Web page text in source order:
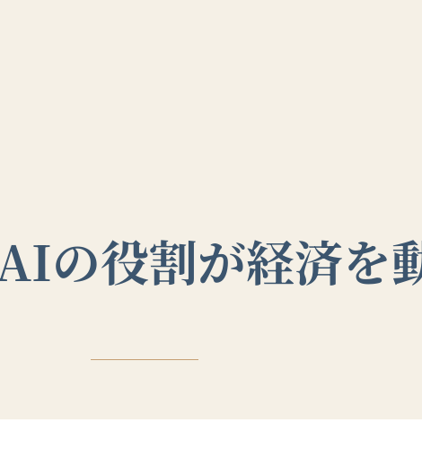
の役割が経済を